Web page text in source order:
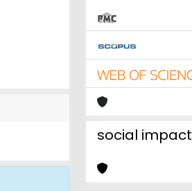
social impact